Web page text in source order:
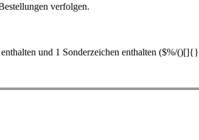
verfolgen.
und 1 Sonderzeichen enthalten ($%/